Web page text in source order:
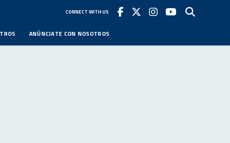
CONNECT WITH US
ANÚNCIATE CON NOSOTROS